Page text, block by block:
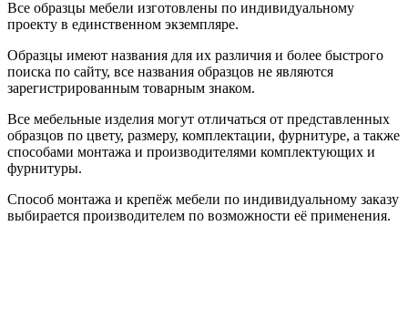
Все образцы мебели изготовлены по индивидуальному
проекту в единственном экземпляре.
Образцы имеют названия для их различия и более быстрого
поиска по сайту, все названия образцов не являются
зарегистрированным товарным знаком.
Все мебельные изделия могут отличаться от представленных
образцов по цвету, размеру, комплектации, фурнитуре, а также
способами монтажа и производителями комплектующих и
фурнитуры.
Способ монтажа и крепёж мебели по индивидуальному заказу
выбирается производителем по возможности её применения.